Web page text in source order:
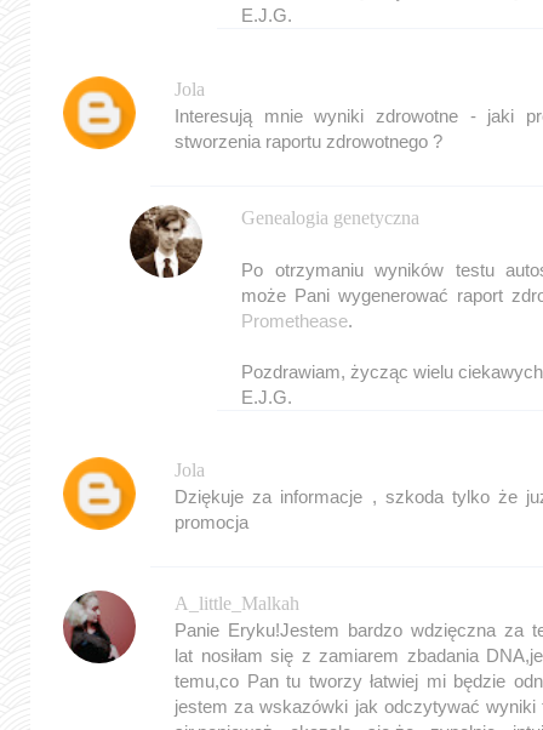
E.J.G.
Jola
Interesują mnie wyniki zdrowotne - jaki
stworzenia raportu zdrowotnego ?
Genealogia genetyczna
Po otrzymaniu wyników testu
może Pani wygenerować raport
Promethease.
Pozdrawiam, życząc wielu
E.J.G.
Jola
Dziękuje za informacje , szkoda tylko że
promocja
A_little_Malkah
Panie Eryku!Jestem bardzo wdzięczna za
lat nosiłam się z zamiarem zbadania
temu,co Pan tu tworzy łatwiej mi będzie
jestem za wskazówki jak odczytywać wyniki